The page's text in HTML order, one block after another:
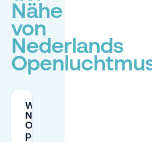
Nähe
von
Nederlands
Wo kann ich im
Nederlands
Openluchtmuseum
parken?